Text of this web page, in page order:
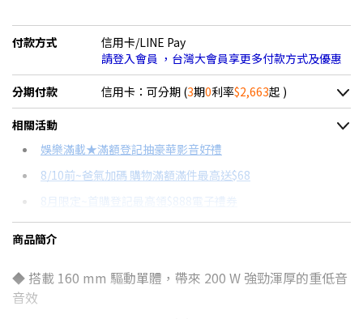
付款方式
信用卡/LINE Pay
請登入會員 ，台灣大會員享更多付款方式及優惠
分期付款 信用卡：可分期 (3期0利率$2,663起 )
＊實際可分期數、適用利率，請以購物車顯示為主
信用卡分期
分期數
12期
每期金額
$712
配合銀行/業者
18家銀行/業者
相關活動
娛樂滿載★滿額登記抽豪華影音好禮
8/10前~爸氣加碼 購物滿額滿件最高送$68
8月限定~首購登記最高領$888電子禮券
台灣大哥大Open Possible聯名卡滿額最高回饋25%
商品簡介
◆ 搭載 160 mm 驅動單體，帶來 200 W 強勁渾厚的重低音
音效